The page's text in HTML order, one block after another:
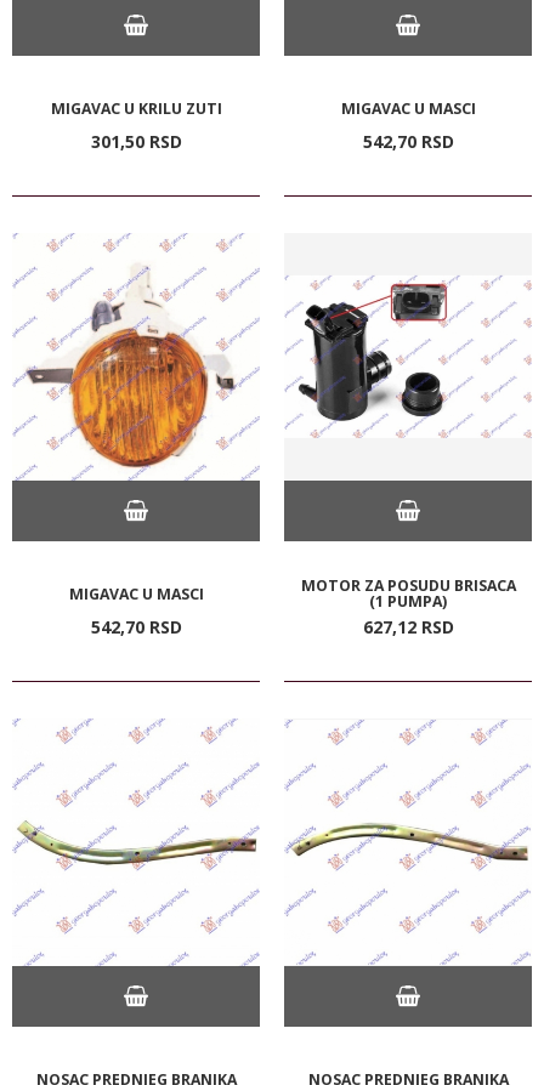
MIGAVAC U KRILU ZUTI
301,50 RSD
MIGAVAC U MASCI
542,70 RSD
MIGAVAC U MASCI
542,70 RSD
MOTOR ZA POSUDU BRISACA
(1 PUMPA)
627,12 RSD
NOSAC PREDNJEG BRANIKA NOSAC PREDNJEG BRANIKA